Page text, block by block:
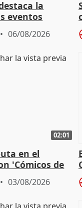
la
eventos
06/08/2026
02:01
en el
'Cómicos de
escogido"
03/08/2026